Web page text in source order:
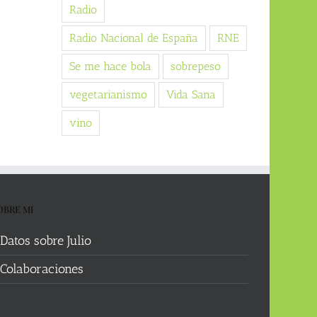
Radio
Radio Nacional de España RNE
Se me hace bola sobrepeso
vegetarianismo Vida Sana
vino
MI
Datos sobre Julio
Colaboraciones